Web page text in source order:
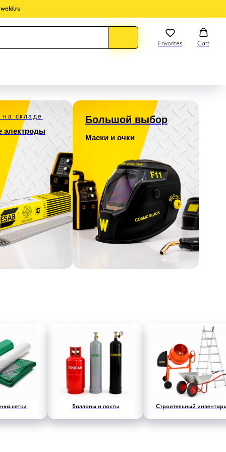
Favorites Cart
складе
электроды
Большой выбор
Маски и очки
Баллоны и посты Строительный инвентарь